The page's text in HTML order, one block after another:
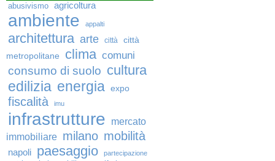
abusivismo agricoltura
ambiente appalti
architettura arte città
città
metropolitane
clima comuni
consumo di suolo cultura
edilizia energia expo
fiscalità imu
infrastrutture
mercato
immobiliare milano mobilità
napoli paesaggio partecipazione